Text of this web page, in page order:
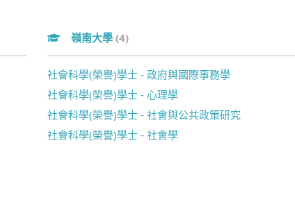
嶺南大學 (4)
社會科學(榮譽)學士 - 政府與國際事務學
社會科學(榮譽)學士 - 心理學
社會科學(榮譽)學士 - 社會與公共政策研究
社會科學(榮譽)學士 - 社會學